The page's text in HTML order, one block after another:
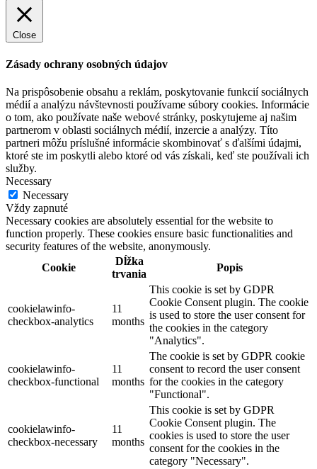
Close
Zásady ochrany osobných údajov
Na prispôsobenie obsahu a reklám, poskytovanie funkcií sociálnych
médií a analýzu návštevnosti používame súbory cookies. Informácie
o tom, ako používate naše webové stránky, poskytujeme aj našim
partnerom v oblasti sociálnych médií, inzercie a analýzy. Títo
partneri môžu príslušné informácie skombinovať s ďalšími údajmi,
ktoré ste im poskytli alebo ktoré od vás získali, keď ste používali ich
služby.
Necessary
Necessary
Vždy zapnuté
Necessary cookies are absolutely essential for the website to
function properly. These cookies ensure basic functionalities and
security features of the website, anonymously.
Cookie
Dĺžka
trvania
Popis
cookielawinfo-
checkbox-analytics
11
months
This cookie is set by GDPR
Cookie Consent plugin. The cookie
is used to store the user consent for
the cookies in the category
"Analytics".
cookielawinfo-
checkbox-functional
11
months
The cookie is set by GDPR cookie
consent to record the user consent
for the cookies in the category
"Functional".
cookielawinfo-
checkbox-necessary
11
months
This cookie is set by GDPR
Cookie Consent plugin. The
cookies is used to store the user
consent for the cookies in the
category "Necessary".